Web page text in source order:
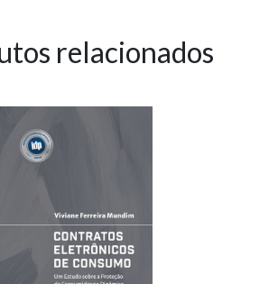
relacionados